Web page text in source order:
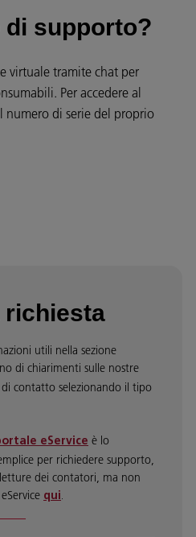
di supporto?
virtuale tramite chat per
Per accedere al
numero di serie del proprio
richiesta
utili nella sezione
di chiarimenti sulle nostre
contatto selezionando il tipo
eService è lo
per richiedere supporto,
dei contatori, ma non
qui.